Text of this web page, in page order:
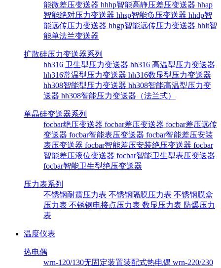
能微差压变送器 hhhp智能高静压差压变送器 hhap
智能绝对压力变送器 hhsp智能负压变送器 hhdp智
能远传压力变送器 hhgp智能远传压力变送器 hhlt智
能单法兰变送器
扩散硅压力变送器系列
hh316 卫生型压力变送器 hh316 高温型压力变送器
hh316常温型压力变送器 hh316数显型压力变送器
hh308智能型压力变送器 hh308智能高温型压力变
送器 hh308智能压力变送器（法兰式）
单晶硅变送器系列
focbar绝压变送器 focbar差压变送器 focbar差压远传
变送器 focbar智能表压变送器 focbar智能差压安装
表压变送器 focbar智能差压安装绝压变送器 focbar
智能差压液位变送器 focbar智能卫生型表压变送器
focbar智能卫生型绝压变送器
压力表系列
不锈钢耐震压力表 不锈钢隔膜压力表 不锈钢膜盒
压力表 不锈钢电接点压力表 数显压力表 防爆压力
表
温度仪表
热电偶
wrn-120/130无固定装置装配式热电偶 wrn-220/230